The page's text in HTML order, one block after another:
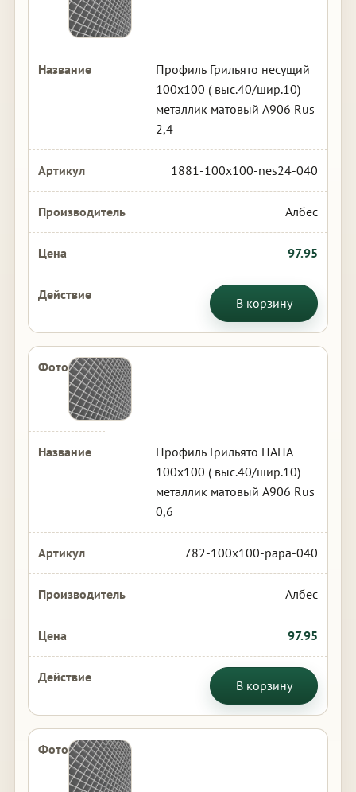
Профиль Грильято несущий
100х100 ( выс.40/шир.10)
металлик матовый А906 Rus
2,4
1881-100x100-nes24-040
Албес
97.95
В корзину
Профиль Грильято ПАПА
100х100 ( выс.40/шир.10)
металлик матовый А906 Rus
0,6
782-100x100-papa-040
Албес
97.95
В корзину